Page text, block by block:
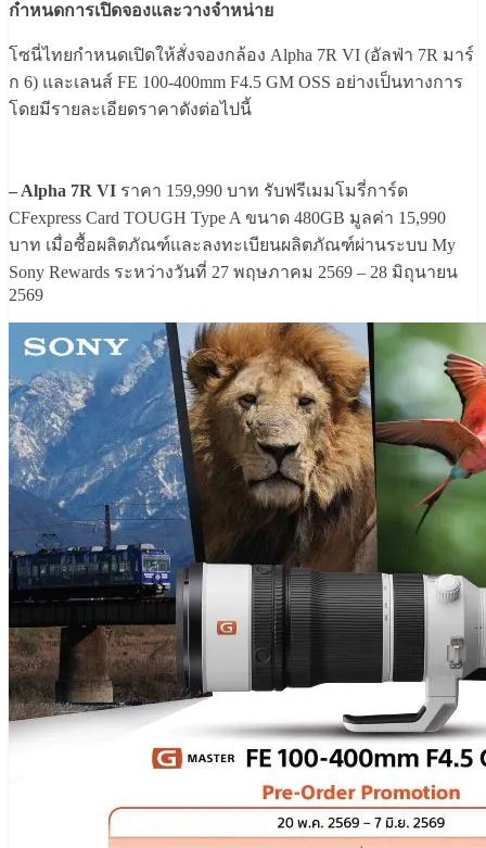
กำหนดการเปิดจองและวางจำหน่าย
โซนี่ไทยกำหนดเปิดให้สั่งจองกล้อง Alpha 7R VI (อัลฟ่า 7R มาร์
ก 6) และเลนส์ FE 100-400mm F4.5 GM OSS อย่างเป็นทางการ
โดยมีรายละเอียดราคาดังต่อไปนี้
– Alpha 7R VI ราคา 159,990 บาท รับฟรีเมมโมรี่การ์ด
CFexpress Card TOUGH Type A ขนาด 480GB มูลค่า 15,990
บาท เมื่อซื้อผลิตภัณฑ์และลงทะเบียนผลิตภัณฑ์ผ่านระบบ My
Sony Rewards ระหว่างวันที่ 27 พฤษภาคม 2569 – 28 มิถุนายน
2569